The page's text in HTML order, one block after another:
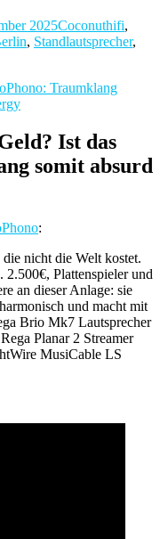
2025Coconuthifi,
, Standlautsprecher,
Ist das
somit absurd
:
nicht die Welt kostet.
2.500€, Plattenspieler und
an dieser Anlage: sie
und macht mit
Brio Mk7 Lautsprecher
Planar 2 Streamer
MusiCable LS